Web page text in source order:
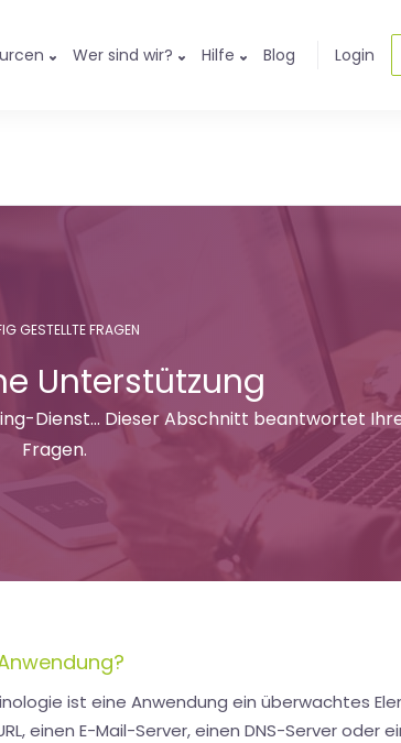
Wer sind wir? Hilfe Blog Login
GESTELLTE FRAGEN
Unterstützung
Dienst... Dieser Abschnitt beantwortet
Fragen.
ist eine Anwendung ein überwachtes
einen E-Mail-Server, einen DNS-Server oder